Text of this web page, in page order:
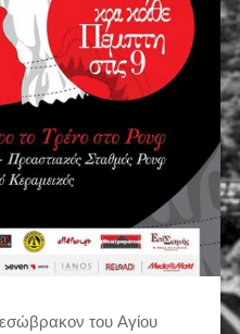
του Αγίου